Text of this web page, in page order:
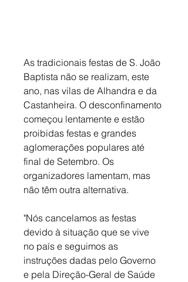
As tradicionais festas de S. João
Baptista não se realizam, este
ano, nas vilas de Alhandra e da
Castanheira. O desconfinamento
começou lentamente e estão
proibidas festas e grandes
aglomerações populares até
final de Setembro. Os
organizadores lamentam, mas
não têm outra alternativa.
"Nós cancelamos as festas
devido à situação que se vive
no país e seguimos as
instruções dadas pelo Governo
e pela Direção-Geral de Saúde